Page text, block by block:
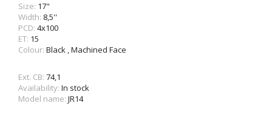
Size: 17"
Width: 8,5''
PCD: 4x100
ET: 15
Colour: Black ,Machined Face
Ext. CB: 74,1
Availability: In stock
Model name: JR14